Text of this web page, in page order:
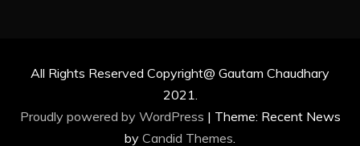
All Rights Reserved Copyright@ Gautam Chaudhary
2021.
Proudly powered by WordPress | Theme: Recent News
by Candid Themes